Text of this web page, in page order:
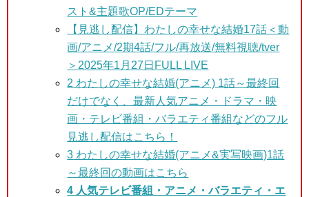
スト&主題歌OP/EDテーマ
【見逃し配信】わたしの幸せな結婚17話＜動
画/アニメ/2期4話/フル/再放送/無料視聴/tver
＞2025年1月27日FULL LIVE
2 わたしの幸せな結婚(アニメ) 1話～最終回
だけでなく、最新人気アニメ・ドラマ・映
画・テレビ番組・バラエティ番組などのフル
見逃し配信はこちら！
3 わたしの幸せな結婚(アニメ&実写映画)1話
～最終回の動画はこちら
4 人気テレビ番組・アニメ・バラエティ・エ